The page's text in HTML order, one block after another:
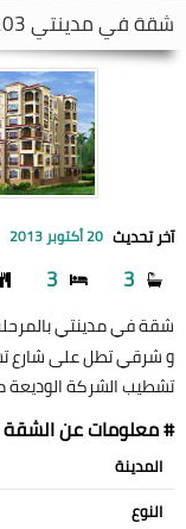
شقة فيمدينتي
آخر تحديث 20 أكتوبر 2013
3
3
شقة في مدينتي
تشطيب الشركة الوديعة
# معلومات عن الشقة
المدينة
النوع